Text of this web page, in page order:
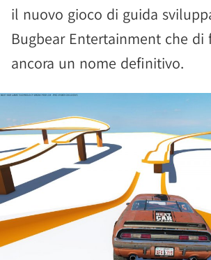
il nuovo gioco di guida
Bugbear Entertainment che di
ancora un nome definitivo.